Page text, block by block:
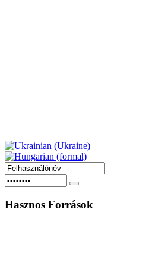
Hasznos Források